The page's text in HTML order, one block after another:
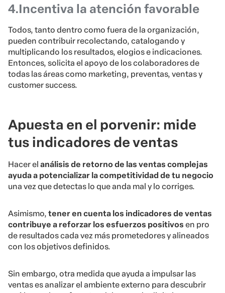
4.Incentiva la atención favorable
Todos, tanto dentro como fuera de la organización,
pueden contribuir recolectando, catalogando y
multiplicando los resultados, elogios e indicaciones.
Entonces, solicita el apoyo de los colaboradores de
todas las áreas como marketing, preventas, ventas y
customer success.
Apuesta en el porvenir: mide
tus indicadores de ventas
Hacer el análisis de retorno de las ventas complejas
ayuda a potencializar la competitividad de tu negocio
una vez que detectas lo que anda mal y lo corriges.
Asimismo, tener en cuenta los indicadores de ventas
contribuye a reforzar los esfuerzos positivos en pro
de resultados cada vez más prometedores y alineados
con los objetivos definidos.
Sin embargo, otra medida que ayuda a impulsar las
ventas es analizar el ambiente externo para descubrir